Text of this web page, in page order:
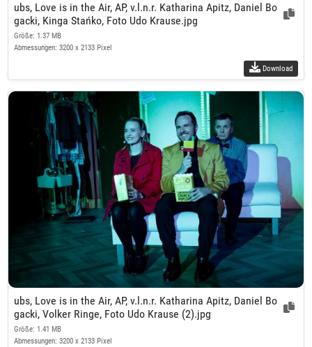
ubs, Love is in the Air, AP, v.l.n.r. Katharina Apitz, Daniel Bo
gacki, Kinga Stańko, Foto Udo Krause.jpg
Größe: 1.37 MB
Abmessungen: 3200 x 2133 Pixel
Download
ubs, Love is in the Air, AP, v.l.n.r. Katharina Apitz, Daniel Bo
gacki, Volker Ringe, Foto Udo Krause (2).jpg
Größe: 1.41 MB
Abmessungen: 3200 x 2133 Pixel